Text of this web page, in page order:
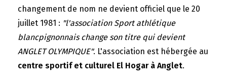
changement de nom ne devient officiel que le 20
juillet 1981 : "l'association Sport athlétique
blancpignonnais change son titre qui devient
ANGLET OLYMPIQUE". L'association est hébergée au
centre sportif et culturel El Hogar à Anglet.